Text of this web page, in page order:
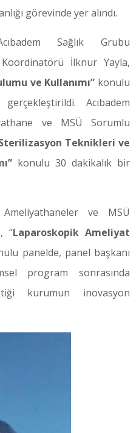
görevinde yer alındı.
Sağlık Grubu
İlknur Yayla,
ve Kullanımı” konulu
Acıbadem
ve MSÜ Sorumlu
Teknikleri ve
konulu 30 dakikalık bir
ve MSÜ
“Laparoskopik Ameliyat
panelde, panel başkanı
program sonrasında
kurumun inovasyon